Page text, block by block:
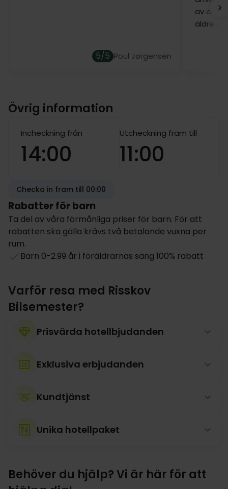
5/5 Poul Jørgensen
av
äldre
Övrig information
Incheckning från
14:00
Utcheckning fram till
11:00
Checka in fram till 00:00
Rabatter för barn
Ta del av våra förmånliga priser för barn. För att
rabatten ska gälla krävs två betalande vuxna per
rum.
Barn 0-2.99 år i föräldrarnas säng 100% rabatt
Varför resa med Risskov
Bilsemester?
Prisvärda hotellbjudanden
Exklusiva erbjudanden
Kundtjänst
Unika hotellpaket
Behöver du hjälp? Vi är här för att